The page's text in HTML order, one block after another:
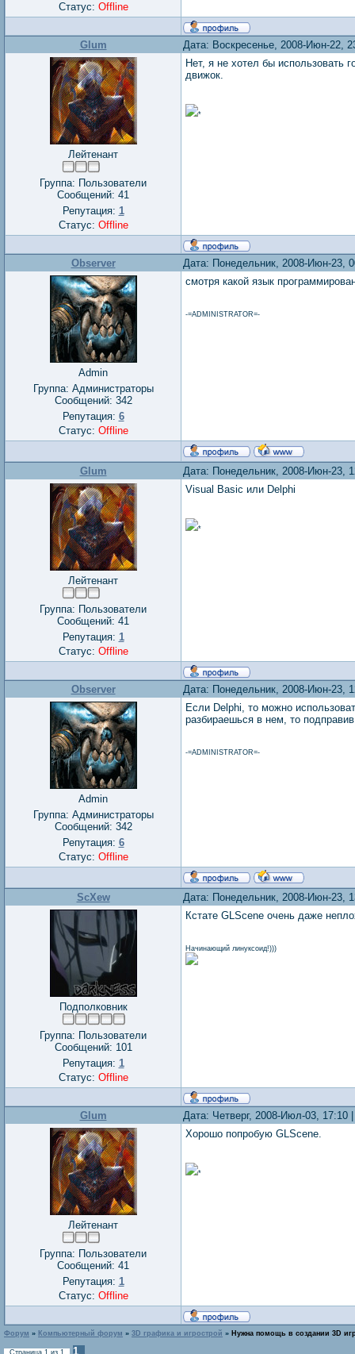
Статус: Offline
Glum Дата: Воскресенье, 2008-Июн-22,
Лейтенант
Группа: Пользователи
Сообщений: 41
Репутация: 1
Статус: Offline
Нет, я не хотел бы использовать
движок.
*
Observer Дата: Понедельник, 2008-Июн-23,
Admin
Группа: Администраторы
Сообщений: 342
Репутация: 6
Статус: Offline
смотря какой язык
-=ADMINISTRATOR=-
Glum Дата: Понедельник, 2008-Июн-23,
Лейтенант
Группа: Пользователи
Сообщений: 41
Репутация: 1
Статус: Offline
Visual Basic или Delphi
*
Observer Дата: Понедельник, 2008-Июн-23,
Admin
Группа: Администраторы
Сообщений: 342
Репутация: 6
Статус: Offline
Если Delphi, то можно
разбираешься в нем, то
-=ADMINISTRATOR=-
ScXew Дата: Понедельник, 2008-Июн-23,
Подполковник
Группа: Пользователи
Сообщений: 101
Репутация: 1
Статус: Offline
Кстате GLScene очень даже
Начинающий линуксоид!)))
Glum Дата: Четверг, 2008-Июл-03,
Лейтенант
Группа: Пользователи
Сообщений: 41
Репутация: 1
Статус: Offline
Хорошо попробую GLScene.
*
Форум » Компьютерный форум » 3D графика и игрострой » Нужна помощь в создании 3D
Страница 1 из 1 1